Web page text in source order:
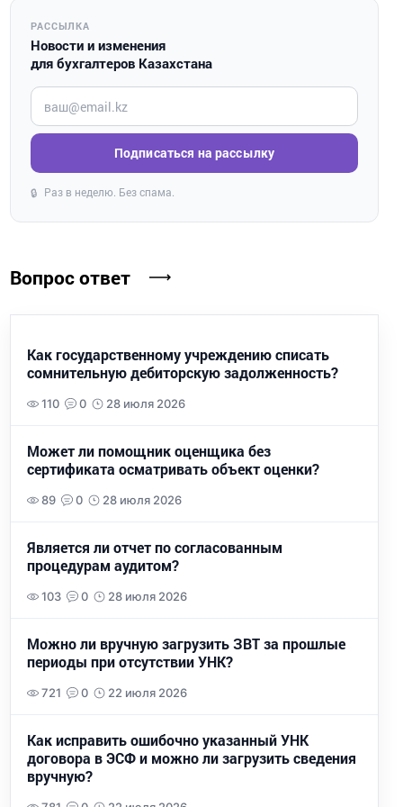
РАССЫЛКА
Новости и изменения
для бухгалтеров Казахстана
Введите ваш e-mail
Подписаться на рассылку
🔒 Раз в неделю. Без спама.
Вопрос ответ
Как государственному учреждению списать
сомнительную дебиторскую задолженность?
110 0 28 июля 2026
Может ли помощник оценщика без
сертификата осматривать объект оценки?
89 0 28 июля 2026
Является ли отчет по согласованным
процедурам аудитом?
103 0 28 июля 2026
Можно ли вручную загрузить ЗВТ за прошлые
периоды при отсутствии УНК?
721 0 22 июля 2026
Как исправить ошибочно указанный УНК
договора в ЭСФ и можно ли загрузить сведения
вручную?